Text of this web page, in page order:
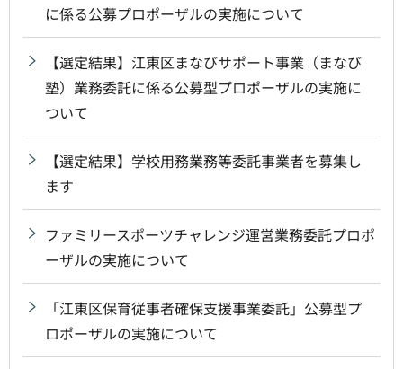
に係る公募プロポーザルの実施について
【選定結果】江東区まなびサポート事業（まなび
塾）業務委託に係る公募型プロポーザルの実施に
ついて
【選定結果】学校用務業務等委託事業者を募集し
ます
ファミリースポーツチャレンジ運営業務委託プロポ
ーザルの実施について
「江東区保育従事者確保支援事業委託」公募型プ
ロポーザルの実施について